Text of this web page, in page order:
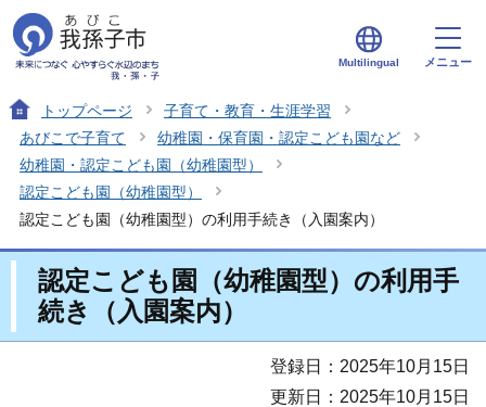
Multilingual メニュー
トップページ
子育て・教育・生涯学習
あびこで子育て
幼稚園・保育園・認定こども園など
幼稚園・認定こども園（幼稚園型）
認定こども園（幼稚園型）
認定こども園（幼稚園型）の利用手続き（入園案内）
認定こども園（幼稚園型）の利用手
続き（入園案内）
登録日：2025年10月15日
更新日：2025年10月15日